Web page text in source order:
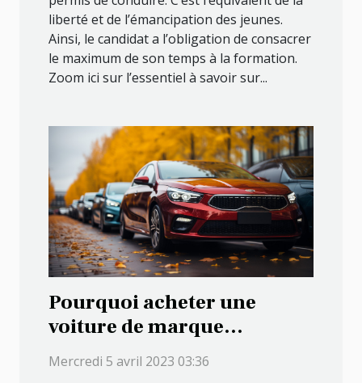
liberté et de l’émancipation des jeunes.
Ainsi, le candidat a l’obligation de consacrer
le maximum de son temps à la formation.
Zoom ici sur l’essentiel à savoir sur...
Pourquoi acheter une
voiture de marque
reconnue cette année ?
Mercredi 5 avril 2023 03:36